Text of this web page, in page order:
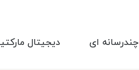
دیجیتال چندرسانه ای